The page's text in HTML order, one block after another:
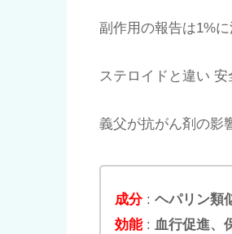
副作用の報告は1%
ステロイドと違い 安
義父が抗がん剤の影
成分 :ヘパリン類
効能:血行促進、